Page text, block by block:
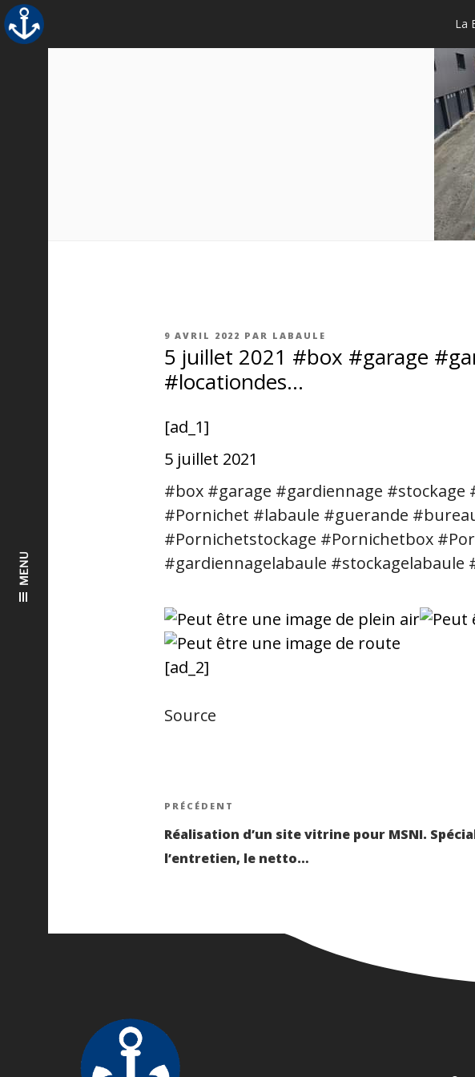
MENU
PUBLIÉ
9 AVRIL 2022 PAR LABAULE
5 juillet 2021 #box #garage
#locationdes…
[ad_1]
5 juillet 2021
#box #garage #gardiennage #stockage
#Pornichet #labaule #guerande
#Pornichetstockage #Pornichetbox
#gardiennagelabaule #stockagelabaule
[ad_2]
Source
Navigation
de
l’article
Article
précédent
PRÉCÉDENT
Réalisation d’un site vitrine pour MSNI.
l’entretien, le netto…
FOOTER
La